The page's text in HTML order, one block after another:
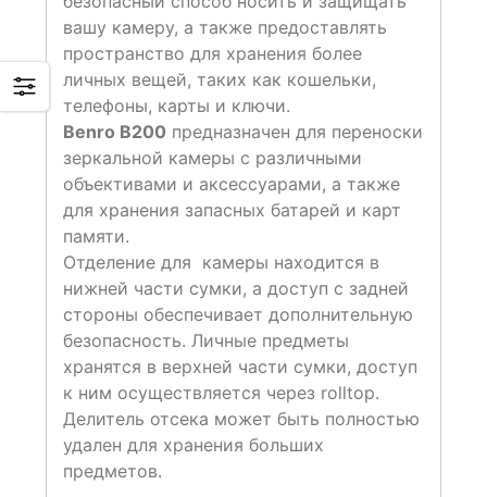
вашу камеру, а также предоставлять
пространство для хранения более
личных вещей, таких как кошельки,
телефоны, карты и ключи.
Benro B200 предназначен для переноски
зеркальной камеры с различными
объективами и аксессуарами, а также
для хранения запасных батарей и карт
памяти.
Отделение для камеры находится в
нижней части сумки, а доступ с задней
стороны обеспечивает дополнительную
безопасность. Личные предметы
хранятся в верхней части сумки, доступ
к ним осуществляется через rolltop.
Делитель отсека может быть полностью
удален для хранения больших
предметов.